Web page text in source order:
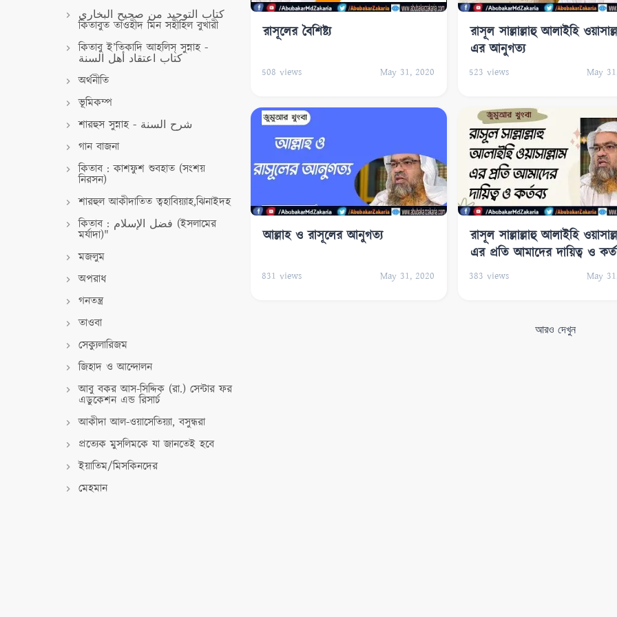
كتاب التوحيد من صحيح البخاري
কিতাবুত তাওহীদ মিন সহীহিল বুখারী
কিতাবু ই’তিকাদি আহলিস্ সুন্নাহ -
كتاب اعتقاد أهل السنة
অর্থনীতি
ভূমিকম্প
শারহুস সুন্নাহ - شرح السنة
গান বাজনা
কিতাব : কাশফুশ শুবহাত (সংশয়
নিরসন)
শারহুল আকীদাতিত ত্বহাবিয়্যাহ,ঝিনাইদহ
কিতাব : فضل الإسلام (ইসলামের
মর্যাদা)"
মজলুম
অপরাধ
গনতন্ত্র
তাওবা
সেক্যুলারিজম
জিহাদ ও আন্দোলন
আবু বকর আস-সিদ্দিক (রা.) সেন্টার ফর
এডুকেশন এন্ড রিসার্চ
আকীদা আল-ওয়াসেতিয়্যা, বসুন্ধরা
প্রত্যেক মুসলিমকে যা জানতেই হবে
ইয়াতিম/মিসকিনদের
মেহমান
রাসূলের বৈশিষ্ট্য
508 views May 31, 2020
রাসূল সাল্লাল্লাহু আলাইহি
এর আনুগত্য
523 views May
আল্লাহ ও রাসূলের আনুগত্য
831 views May 31, 2020
রাসূল সাল্লাল্লাহু আলাইহি
এর প্রতি আমাদের দায়িত্ব ও
383 views May
আরও দেখুন